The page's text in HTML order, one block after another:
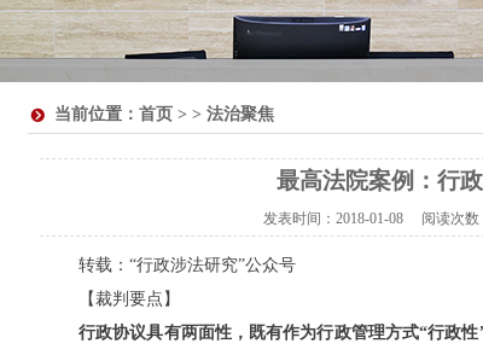
当前位置： 首页 > > 法治聚焦
最高法院案例：行
发表时间： 2018-01-08阅读次数
转载：“行政涉法研究”公众号
【裁判要点】
行政协议具有两面性，既有作为行政管理方式“行政